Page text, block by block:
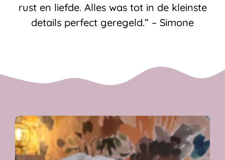
rust en liefde. Alles was tot in de kleinste
details perfect geregeld.” – Simone